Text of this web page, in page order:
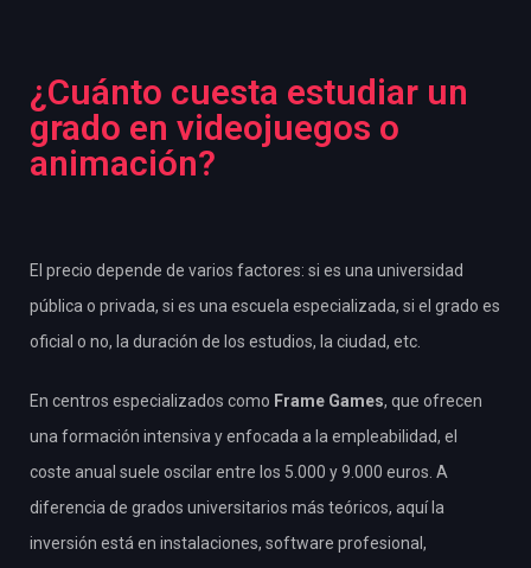
¿Cuánto cuesta estudiar un
grado en videojuegos o
animación?
El precio depende de varios factores: si es una universidad
pública o privada, si es una escuela especializada, si el grado es
oficial o no, la duración de los estudios, la ciudad, etc.
En centros especializados como Frame Games, que ofrecen
una formación intensiva y enfocada a la empleabilidad, el
coste anual suele oscilar entre los 5.000 y 9.000 euros. A
diferencia de grados universitarios más teóricos, aquí la
inversión está en instalaciones, software profesional,